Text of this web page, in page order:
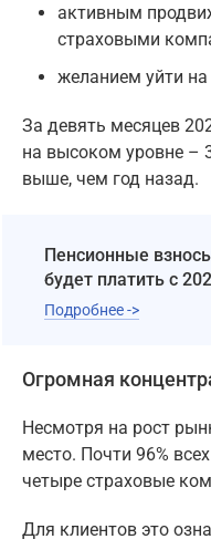
активным
страховыми
желанием уйти
За девять месяцев
на высоком уровне –
выше, чем год назад.
Пенсионные
будет платить с
Подробнее ->
Огромная
Несмотря на рост
место. Почти 96%
четыре страховые
Для клиентов это